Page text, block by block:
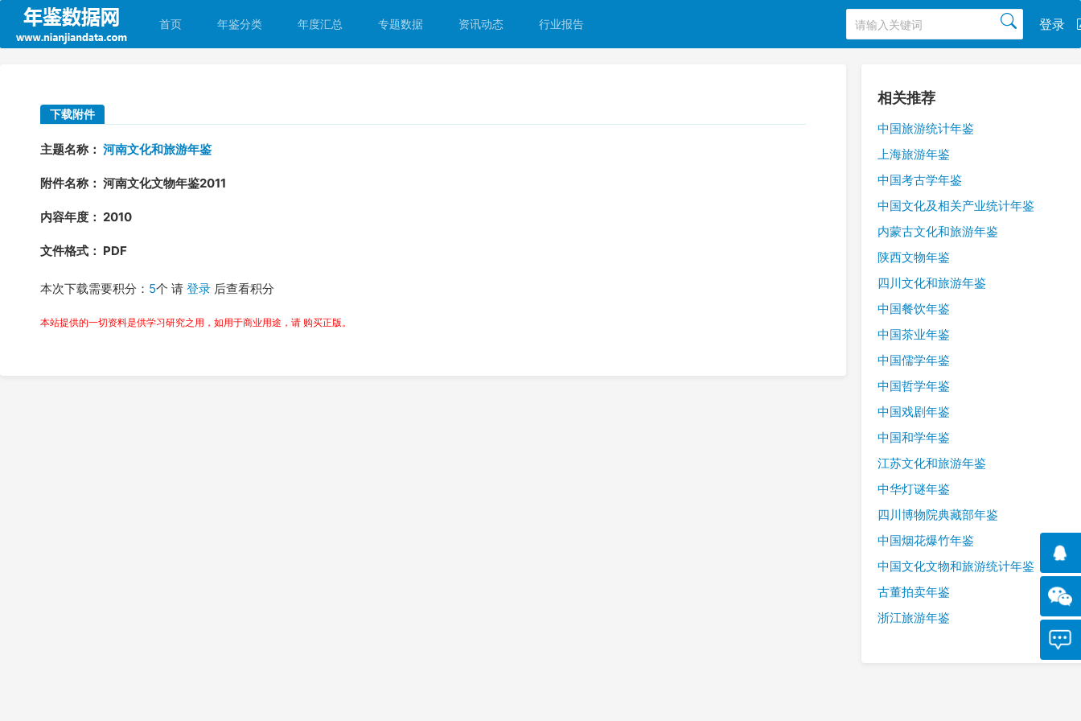
登录
首页 年鉴分类 年度汇总 专题数据 资讯动态 行业报告
下载附件
主题名称： 河南文化和旅游年鉴
附件名称： 河南文化文物年鉴2011
内容年度： 2010
文件格式： PDF
本次下载需要积分： 5个 请 登录 后查看积分
本站提供的一切资料是供学习研究之用，如用于商业用途，请 购买正版。
相关推荐
中国旅游统计年鉴
上海旅游年鉴
中国考古学年鉴
中国文化及相关产业统计年鉴
内蒙古文化和旅游年鉴
陕西文物年鉴
四川文化和旅游年鉴
中国餐饮年鉴
中国茶业年鉴
中国儒学年鉴
中国哲学年鉴
中国戏剧年鉴
中国和学年鉴
江苏文化和旅游年鉴
中华灯谜年鉴
四川博物院典藏部年鉴
中国烟花爆竹年鉴
中国文化文物和旅游统计年鉴
古董拍卖年鉴
浙江旅游年鉴